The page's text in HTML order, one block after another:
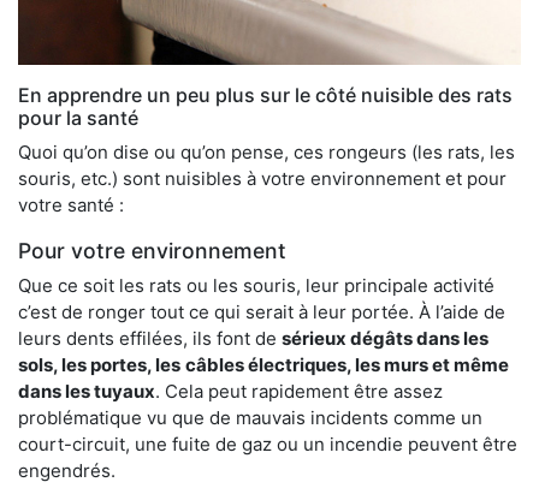
En apprendre un peu plus sur le côté nuisible des rats
pour la santé
Quoi qu’on dise ou qu’on pense, ces rongeurs (les rats, les
souris, etc.) sont nuisibles à votre environnement et pour
votre santé :
Pour votre environnement
Que ce soit les rats ou les souris, leur principale activité
c’est de ronger tout ce qui serait à leur portée. À l’aide de
leurs dents effilées, ils font de sérieux dégâts dans les
sols, les portes, les câbles électriques, les murs et même
dans les tuyaux. Cela peut rapidement être assez
problématique vu que de mauvais incidents comme un
court-circuit, une fuite de gaz ou un incendie peuvent être
engendrés.